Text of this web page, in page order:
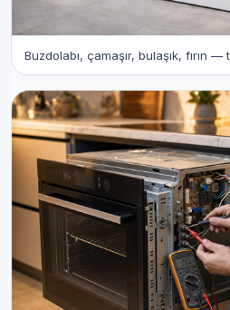
Buzdolabı, çamaşır, bulaşık, fırın